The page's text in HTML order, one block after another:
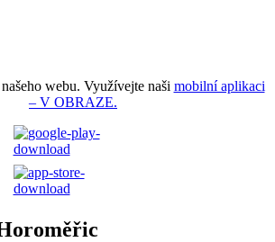
webu. Využívejte naši mobilní aplikaci
– V OBRAZE.